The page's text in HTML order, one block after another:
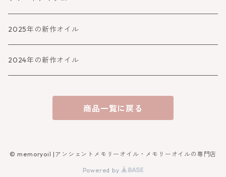
バランスとパワーアップ
人生より高めるシリーズ
守り・救うシリーズ
女神シリーズ
2025年の新作オイル
2024年の新作オイル
商品一覧に戻る
© memoryoil |アンシェントメモリーオイル・メモリーオイルの専門店
Powered by